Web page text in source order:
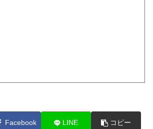
Facebook LINE コピー